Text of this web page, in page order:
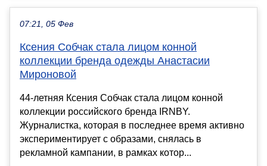
07:21, 05 Фев
Ксения Собчак стала лицом конной
коллекции бренда одежды Анастасии
Мироновой
44-летняя Ксения Собчак стала лицом конной
коллекции российского бренда IRNBY.
Журналистка, которая в последнее время активно
экспериментирует с образами, снялась в
рекламной кампании, в рамках котор...